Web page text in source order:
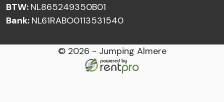
BTW: NL865249350B01
Bank: NL61RABO0113531540
© 2026 - Jumping Almere